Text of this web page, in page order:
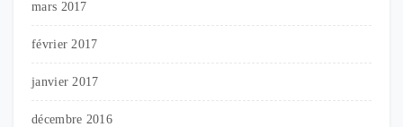
mars 2017
février 2017
janvier 2017
décembre 2016